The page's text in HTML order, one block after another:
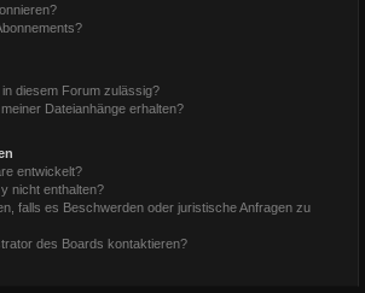
diesem Forum zulässig?
Dateianhänge erhalten?
entwickelt?
nicht enthalten?
falls es Beschwerden oder juristische Anfragen zu
des Boards kontaktieren?